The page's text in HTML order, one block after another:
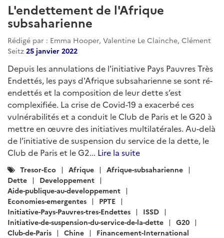
L'endettement de l'Afrique
subsaharienne
Rédigé par : Emma Hooper, Valentine Le Clainche, Clément
Seitz 25 janvier 2022
Depuis les annulations de l'initiative Pays Pauvres Très
Endettés, les pays d'Afrique subsaharienne se sont ré-
endettés et la composition de leur dette s’est
complexifiée. La crise de Covid-19 a exacerbé ces
vulnérabilités et a conduit le Club de Paris et le G20 à
mettre en œuvre des initiatives multilatérales. Au-delà
de l’initiative de suspension du service de la dette, le
Club de Paris et le G2... Lire la suite
Catégories
:
Tresor-Eco Afrique
Afrique-subsaharienne
Dette
Developpement
Aide-publique-au-developpement
Economies-emergentes
PPTE
Initiative-Pays-Pauvres-tres-Endettes
ISSD
Initiative-de-suspension-du-service-de-la-dette
G20
Club-de-Paris
Chine Financement-International